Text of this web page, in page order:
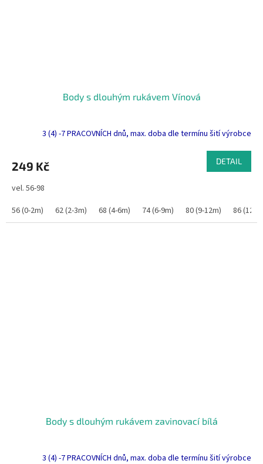
Body s dlouhým rukávem Vínová
3 (4) -7 PRACOVNÍCH dnů, max. doba dle termínu šití výrobce
249 Kč DETAIL
vel. 56-98
56 (0-2m)
62 (2-3m) 68 (4-6m) 74 (6-9m) 80 (9-12m) 86 (12-
Body s dlouhým rukávem zavinovací bílá
3 (4) -7 PRACOVNÍCH dnů, max. doba dle termínu šití výrobce